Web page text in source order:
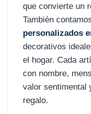
que convierte un
También
personalizados
decorativos
el hogar. Cada
con nombre,
valor sentimental
regalo.